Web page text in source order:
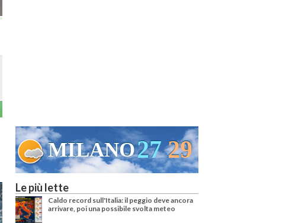
VENEZIA28 30
Le più lette
Caldo record sull'Italia: il peggio deve ancora
arrivare, poi una possibile svolta meteo